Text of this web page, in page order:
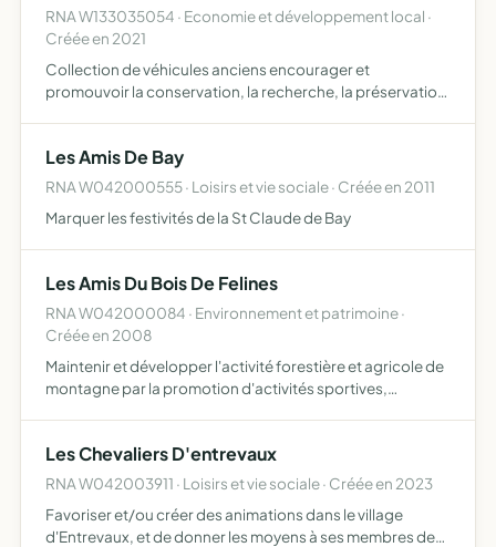
RNA W133035054 · Economie et développement local ·
Créée en 2021
Collection de véhicules anciens encourager et
promouvoir la conservation, la recherche, la préservation,
l'ac…
Les Amis De Bay
RNA W042000555 · Loisirs et vie sociale · Créée en 2011
Marquer les festivités de la St Claude de Bay
Les Amis Du Bois De Felines
RNA W042000084 · Environnement et patrimoine ·
Créée en 2008
Maintenir et développer l'activité forestière et agricole de
montagne par la promotion d'activités sportives,
Les Chevaliers D'entrevaux
RNA W042003911 · Loisirs et vie sociale · Créée en 2023
Favoriser et/ou créer des animations dans le village
d'Entrevaux, et de donner les moyens à ses membres de